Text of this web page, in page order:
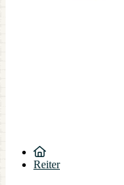
Reiter